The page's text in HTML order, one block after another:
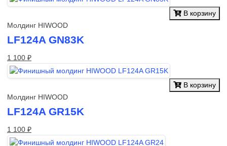
В корзину
Молдинг HIWOOD
LF124A GN83K
1 100 ₽
В корзину
Молдинг HIWOOD
LF124A GR15K
1 100 ₽